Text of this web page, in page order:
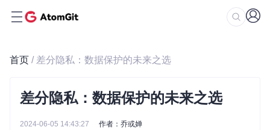
首页 / 差分隐私：数据保护的未来之选
差分隐私：数据保护的未来之选
2024-06-05 14:43:27 作者：乔或婵